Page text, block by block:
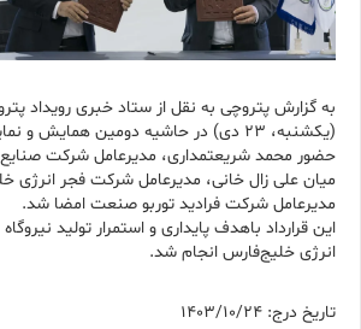
به گزارش پتروچی به نقل از ستاد خبری رویداد
(یکشنبه، ۲۳ دی) در حاشیه دومین همایش و
حضور محمد شریعتمداری، مدیرعامل شرکت
میان علی زال خانی، مدیرعامل شرکت فجر انرژی
مدیرعامل شرکت فرادید توربو صنعت امضا شد.
این قرارداد باهدف پایداری و استمرار تولید
انرژی خلیج‌فارس انجام شد.
تاریخ درج: 1403/10/24